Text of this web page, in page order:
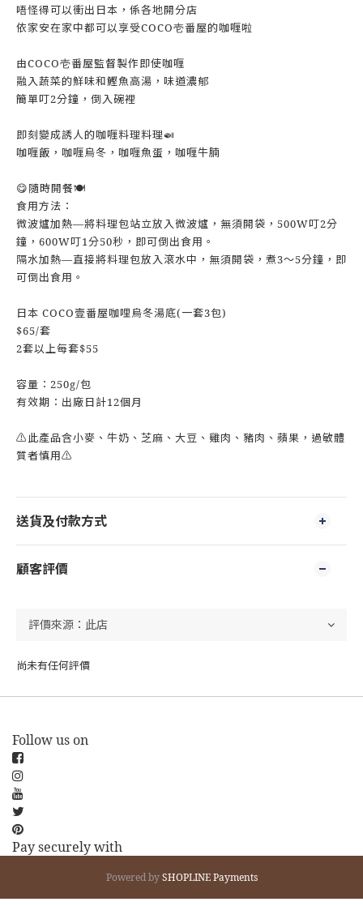
唔怪得可以衝出日本，係各地開分店
依家安在家中都可以享受COCO壱番屋的咖喱啦
由COCO壱番屋監督製作即使咖喱
融入蔬菜的鮮味和鰹魚高湯，味道濃郁
簡單叮2分鐘，倒入碗裡
即刻變成誘人的咖喱料理料理🍛
咖喱飯，咖喱烏冬，咖喱魚蛋，咖喱牛腩
😋隨時開餐🍽
食用方法：
微波爐加熱—將料理包站立放入微波爐，無須開袋，500W叮2分
鐘，600W叮1分50秒，即可倒出食用。
隔水加熱—直接將料理包放入滾水中，無須開袋，煮3～5分鐘，即
可倒出食用。
日本 COCO壹番屋咖哩烏冬湯底(一套3包)
$65/套
2套以上每套$55
容量：250g/包
有效期：出廠日計12個月
⚠此產品含小麥、牛奶、芝麻、大豆、雞肉、豬肉、蘋果，過敏體
質者慎用⚠
送貨及付款方式
顧客評價
尚未有任何評價
Follow us on
Pay securely with
Powered bySHOPLINE Payments